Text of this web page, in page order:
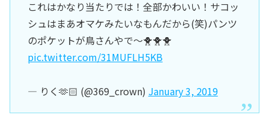
これはかなり当たりでは！全部かわいい！サコッ
シュはまあオマケみたいなもんだから(笑)パンツ
のポケットが鳥さんやで〜🐥🐥🐥
pic.twitter.com/31MUFLH5KB
— りく🫶🏻 (@369_crown) January 3, 2019